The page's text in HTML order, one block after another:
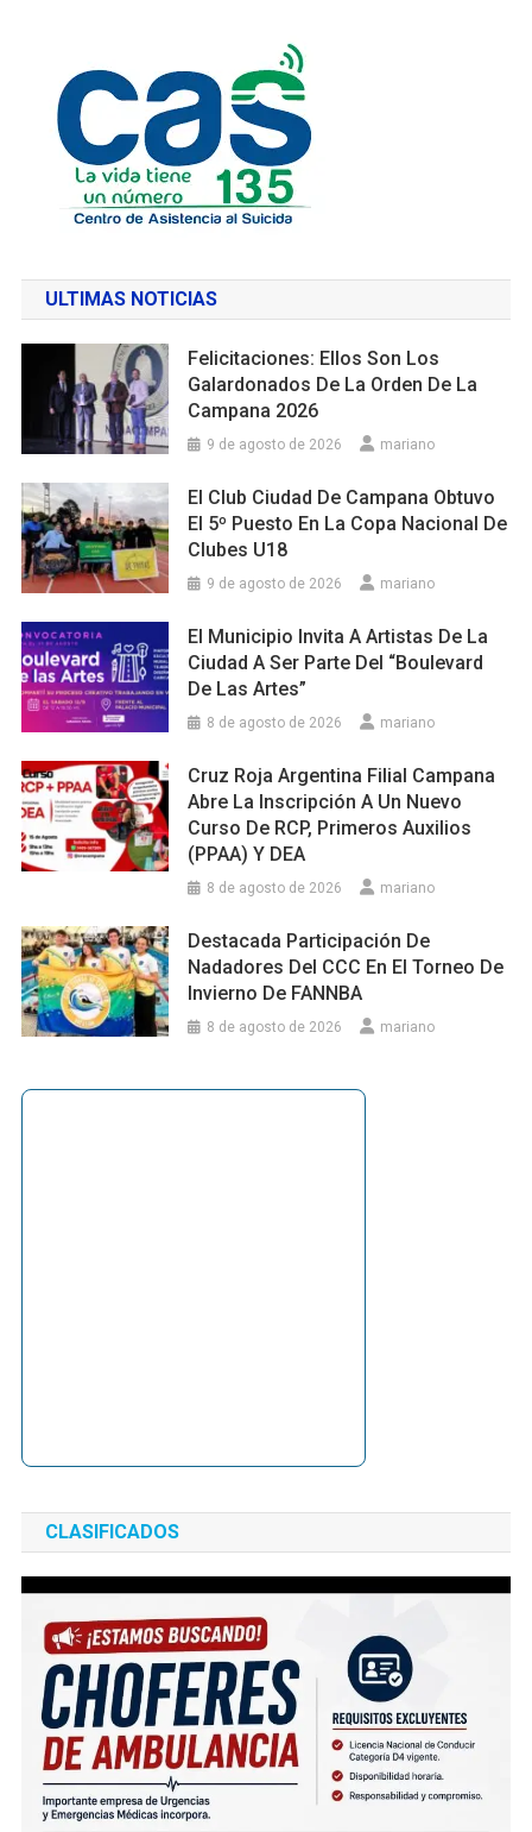
ULTIMAS NOTICIAS
Felicitaciones: Ellos Son Los
Galardonados De La Orden De La
Campana 2026
9 de agosto de 2026 mariano
El Club Ciudad De Campana Obtuvo
El 5º Puesto En La Copa Nacional De
Clubes U18
9 de agosto de 2026 mariano
El Municipio Invita A Artistas De La
Ciudad A Ser Parte Del “Boulevard
De Las Artes”
8 de agosto de 2026 mariano
Cruz Roja Argentina Filial Campana
Abre La Inscripción A Un Nuevo
Curso De RCP, Primeros Auxilios
(PPAA) Y DEA
8 de agosto de 2026 mariano
Destacada Participación De
Nadadores Del CCC En El Torneo De
Invierno De FANNBA
8 de agosto de 2026 mariano
CLASIFICADOS